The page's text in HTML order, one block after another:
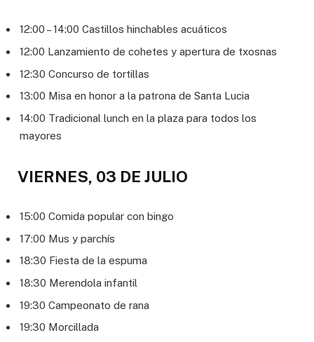
12:00 – 14:00 Castillos hinchables acuáticos
12:00 Lanzamiento de cohetes y apertura de txosnas
12:30 Concurso de tortillas
13:00 Misa en honor a la patrona de Santa Lucia
14:00 Tradicional lunch en la plaza para todos los
mayores
VIERNES, 03 DE JULIO
15:00 Comida popular con bingo
17:00 Mus y parchís
18:30 Fiesta de la espuma
18:30 Merendola infantil
19:30 Campeonato de rana
19:30 Morcillada